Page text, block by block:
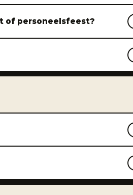
of personeelsfeest?